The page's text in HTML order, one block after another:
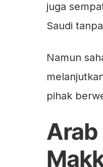
juga
Saudi
Namun
pihak